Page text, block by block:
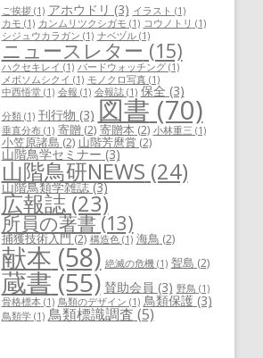
ご挨拶(1) アホウドリ (3) イラスト (1)
カモ (1) カンムリツクシガモ (1) コウノトリ (1)
シジュウカラガン (1) ナベヅル(1)
ニュースレター (15)
ハクセキレイ (1) バードウォッチング(1)
メボソムシクイ (1) モノクロ写真(1)
中西悟堂(1) 会報 (1) 会報誌(1) 保全 (3)
分類(1) 刊行物 (3) 図書 (70)
垂直分布(1) 寄贈(2) 寄贈本 (2) 小林重三 (1)
小笠原諸島 (2) 山階芳麿賞(2)
山階鳥学セミナー(3)
山階鳥研NEWS (24)
山階鳥類学雑誌(3)
広報誌(23)
所員の著書(13)
捕獲技術入門(2) 構造色(1) 海鳥 (2)
献本 (58) 絶滅の危機(1) 聟島 (2)
蔵書(55) 賛助会員 (3) 野鳥 (1)
骨格標本(1) 鳥類のデザイン (1) 鳥類保護 (3)
鳥類学(1) 鳥類標識調査(5)